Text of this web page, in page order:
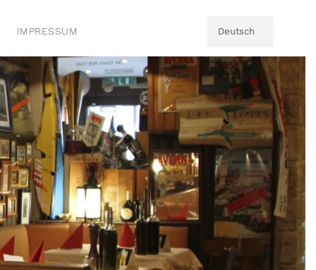
IMPRESSUM Deutsch
Englisch Deutsch
Italienisch Deutsch